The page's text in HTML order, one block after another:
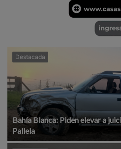
Destacada
Bahía Blanca: Piden elevar a
Pallela